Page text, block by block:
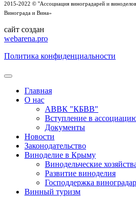
2015-2022 © "Ассоциация виноградарей и
Винограда и Вина»
сайт создан
webarena.pro
Политика конфиденциальности
Главная
О нас
АВВК "КБВВ"
Вступление в
Документы
Новости
Законодательство
Виноделие в Крыму
Винодельческие
Развитие виноделия
Господдержка
Винный туризм